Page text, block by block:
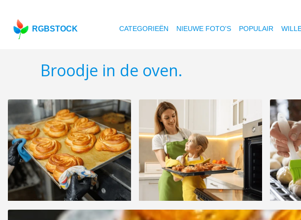
RGBSTOCK CATEGORIEËN NIEUWE FOTO'S POPULAIR
Broodje in de oven.